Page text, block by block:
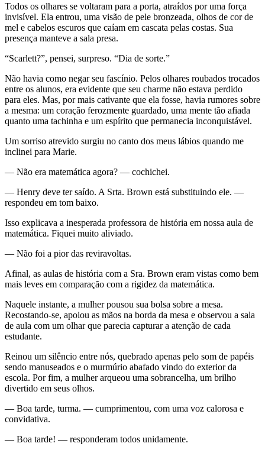
Todos os olhares se voltaram para a porta, atraídos por uma força
invisível. Ela entrou, uma visão de pele bronzeada, olhos de cor de
mel e cabelos escuros que caíam em cascata pelas costas. Sua
presença manteve a sala presa.
“Scarlett?”, pensei, surpreso. “Dia de sorte.”
Não havia como negar seu fascínio. Pelos olhares roubados trocados
entre os alunos, era evidente que seu charme não estava perdido
para eles. Mas, por mais cativante que ela fosse, havia rumores sobre
a mesma: um coração ferozmente guardado, uma mente tão afiada
quanto uma tachinha e um espírito que permanecia inconquistável.
Um sorriso atrevido surgiu no canto dos meus lábios quando me
inclinei para Marie.
— Não era matemática agora? — cochichei.
— Henry deve ter saído. A Srta. Brown está substituindo ele. —
respondeu em tom baixo.
Isso explicava a inesperada professora de história em nossa aula de
matemática. Fiquei muito aliviado.
— Não foi a pior das reviravoltas.
Afinal, as aulas de história com a Sra. Brown eram vistas como bem
mais leves em comparação com a rigidez da matemática.
Naquele instante, a mulher pousou sua bolsa sobre a mesa.
Recostando-se, apoiou as mãos na borda da mesa e observou a sala
de aula com um olhar que parecia capturar a atenção de cada
estudante.
Reinou um silêncio entre nós, quebrado apenas pelo som de papéis
sendo manuseados e o murmúrio abafado vindo do exterior da
escola. Por fim, a mulher arqueou uma sobrancelha, um brilho
divertido em seus olhos.
— Boa tarde, turma. — cumprimentou, com uma voz calorosa e
convidativa.
— Boa tarde! — responderam todos unidamente.